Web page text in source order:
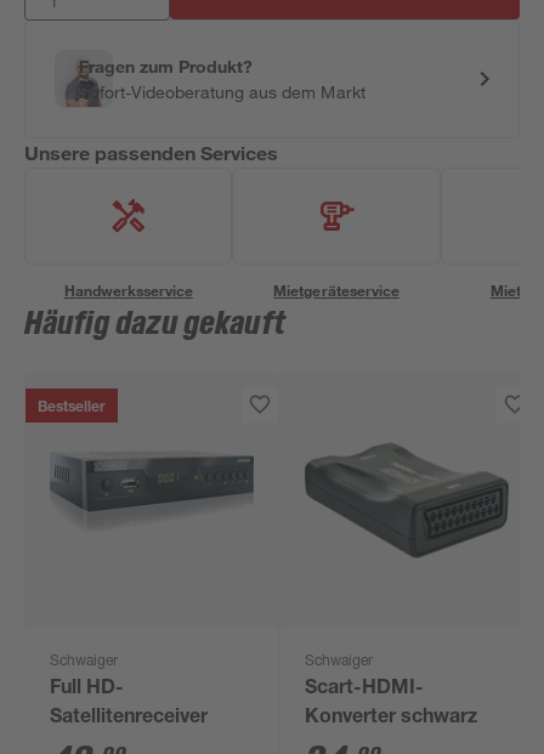
Fragen zum Produkt?
Sofort-Videoberatung aus dem Markt
Unsere passenden Services
Handwerksservice Mietgeräteservice
Häufig dazu gekauft
Bestseller
Schwaiger
Full HD-
Satellitenreceiver
Schwaiger
Scart-HDMI-
Konverter schwarz